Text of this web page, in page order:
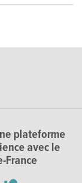
plateforme
avec le
France